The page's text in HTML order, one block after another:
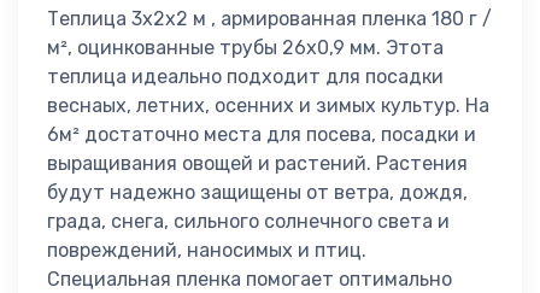
Теплица 3x2x2 м , армированная пленка 180 г /
м², оцинкованные трубы 26х0,9 мм. Этота
теплица идеально подходит для посадки
веснаых, летних, осенних и зимых культур. На
6м² достаточно места для посева, посадки и
выращивания овощей и растений. Растения
будут надежно защищены от ветра, дождя,
града, снега, сильного солнечного света и
повреждений, наносимых и птиц.
Специальная пленка помогает оптимально